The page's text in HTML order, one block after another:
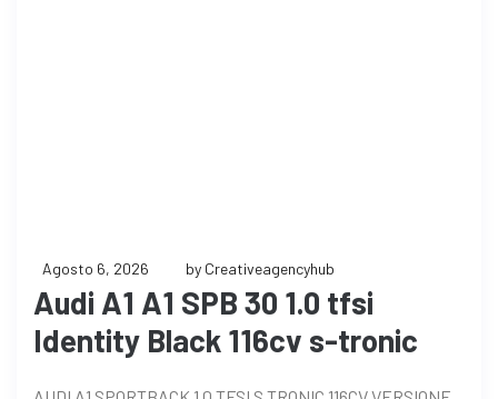
Agosto 6, 2026 by Creativeagencyhub
Audi A1 A1 SPB 30 1.0 tfsi
Identity Black 116cv s-tronic